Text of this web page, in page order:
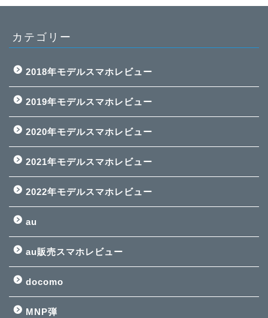
カテゴリー
2018年モデルスマホレビュー
2019年モデルスマホレビュー
2020年モデルスマホレビュー
2021年モデルスマホレビュー
2022年モデルスマホレビュー
au
au販売スマホレビュー
docomo
MNP弾